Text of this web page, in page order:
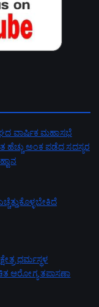
ವಾರ್ಷಿಕ ಮಹಾಸಭೆ
ಹೆಚ್ಚು ಅಂಕ ಪಡೆದ ಸದಸ್ಯರ
ಧರ್ಮಸ್ಥಳ
ಆರೋಗ್ಯ ತಪಾಸಣಾ